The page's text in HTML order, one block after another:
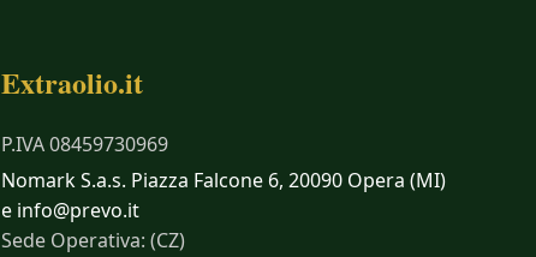
Extraolio.it
P.IVA 08459730969
Nomark S.a.s. Piazza Falcone 6, 20090 Opera (MI)
e info@prevo.it
Sede Operativa: (CZ)